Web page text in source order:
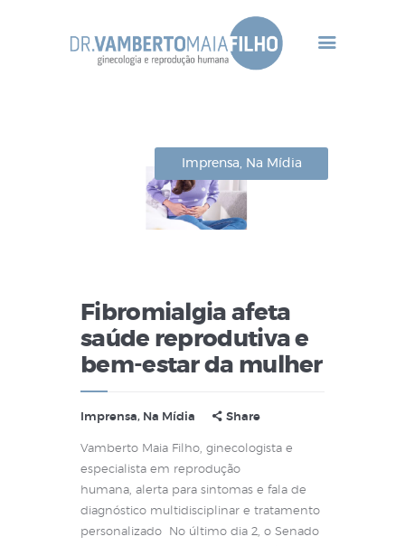
Dr Vamberto Maia
Infertilidade
Tratamentos
Gineco-Endócrino
Imprensa, Na Mídia
Fibromialgia afeta
saúde reprodutiva e
bem-estar da mulher
Imprensa, Na Mídia Share
Vamberto Maia Filho, ginecologista e
especialista em reprodução
humana, alerta para sintomas e fala de
diagnóstico multidisciplinar e tratamento
personalizado No último dia 2, o Senado